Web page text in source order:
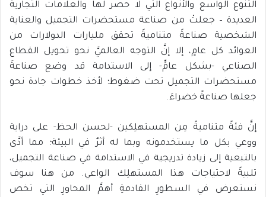
التنوع الواسع والأنواع التي لا حصر لها والعلامات التجارية
العديدة – جعلتْ من صناعة مستحضرات التجميل والعناية
الشخصية صناعةً متناميةً تحقق مليارات الدولارات من
العوائد كل عامٍ، إلا إنَّ التوجه العالميَّ نحو تحويل القطاع
الصناعي -بشكل عامٍّ- إلى الاستدامة قد وضع صناعةَ
مستحضرات التجميل تحت ضغوط؛ لأخذ خطوات جادة نحو
جعلها صناعةً خضراءَ.
إنَّ فئةً متناميةً مِن المستهلِكين -لحسن الحظ- على دراية
ووعي بكل ما يستخدمونه وبما له أثرٌ في البيئة؛ مما أدَّى
بالتبعية إلى زيادة تدريجية في الاستدامة في صناعة التجميل،
تلبيةً لاحتياجات هذا المستهلِك الواعي. من هنا سوف
نستعرض في السطورِ القادمةِ أهمَّ المحاورِ التي تخص